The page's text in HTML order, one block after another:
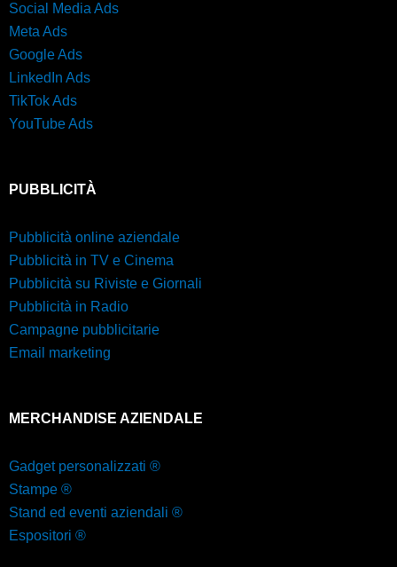
Social Media Ads
Meta Ads
Google Ads
LinkedIn Ads
TikTok Ads
YouTube Ads
PUBBLICITÀ
Pubblicità online aziendale
Pubblicità in TV e Cinema
Pubblicità su Riviste e Giornali
Pubblicità in Radio
Campagne pubblicitarie
Email marketing
MERCHANDISE AZIENDALE
Gadget personalizzati ®
Stampe ®
Stand ed eventi aziendali ®
Espositori ®